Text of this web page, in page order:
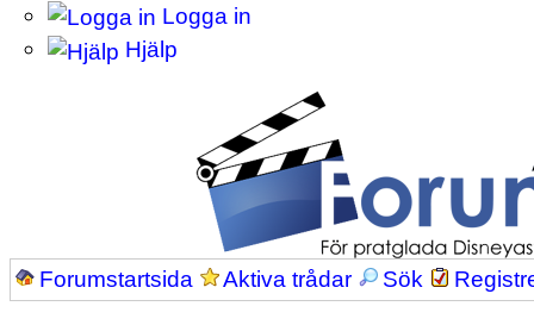
Logga in
Hjälp
Forumstartsida Aktiva trådar Sök